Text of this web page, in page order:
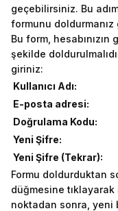
geçebilirsiniz. Bu
formunu doldurmanız
Bu form,
şekilde
giriniz:
Kullanıcı Adı:
E-posta adresi:
Doğrulama Kodu:
Yeni Şifre:
Yeni Şifre (Tekrar):
Formu doldurduktan
düğmesine
noktadan sonra, yeni